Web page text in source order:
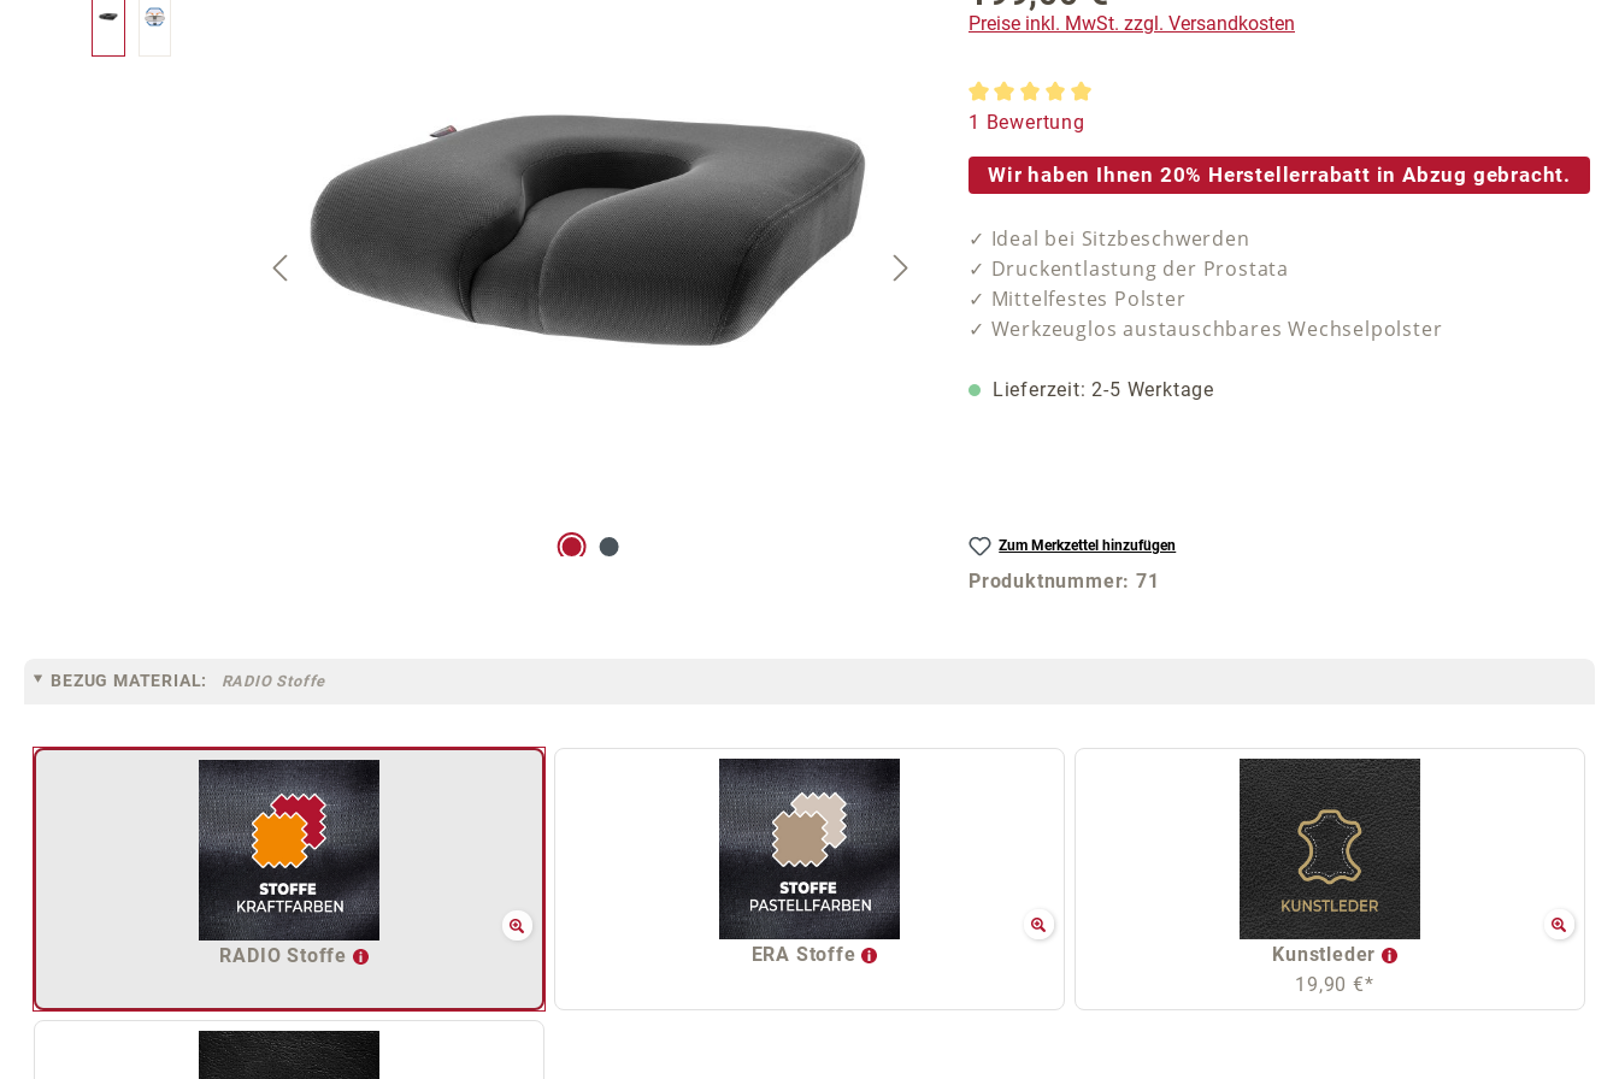
Preise inkl. MwSt. zzgl. Versandkosten
Durchschnittliche Bewertung von 5 von 5 Sternen
1 Bewertung
Wir haben Ihnen 20% Herstellerrabatt in Abzug gebracht.
✓ Ideal bei Sitzbeschwerden
✓ Druckentlastung der Prostata
✓ Mittelfestes Polster
✓ Werkzeuglos austauschbares Wechselpolster
Lieferzeit: 2-5 Werktage
Zum Merkzettel hinzufügen
Produktnummer:71
BEZUG MATERIAL: RADIO Stoffe
RADIO Stoffe ERA Stoffe
Kunstleder
19,90 €*